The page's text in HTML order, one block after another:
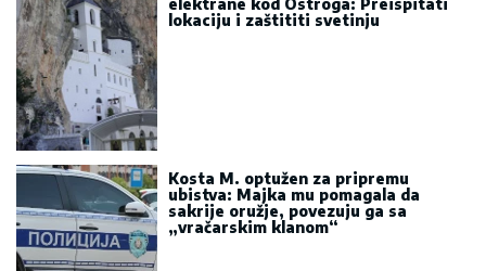
elektrane kod Ostroga: Preispitati
lokaciju i zaštititi svetinju
Kosta M. optužen za pripremu
ubistva: Majka mu pomagala da
sakrije oružje, povezuju ga sa
„vračarskim klanom“